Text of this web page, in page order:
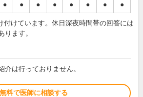
● ● ● ● ● ● ● ●
けています。休日深夜時間帯の回答には
ります。
介は行っておりません。
無料で医師に相談する